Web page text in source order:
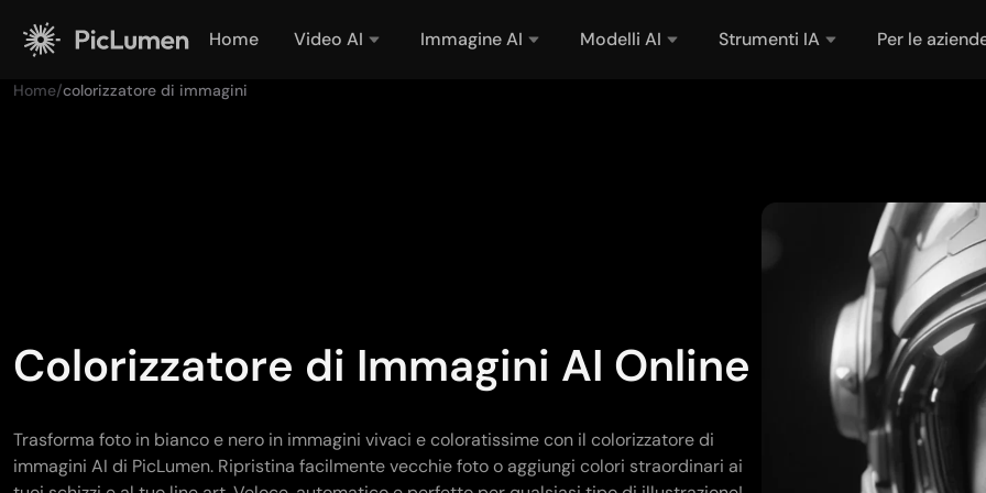
Home Video AI Immagine AI Modelli AI Strumenti IA Per le
Home/colorizzatore di immagini
Colorizzatore di Immagini AI Online
Trasforma foto in bianco e nero in immagini vivaci e coloratissime con il colorizzatore di
immagini AI di PicLumen. Ripristina facilmente vecchie foto o aggiungi colori straordinari ai